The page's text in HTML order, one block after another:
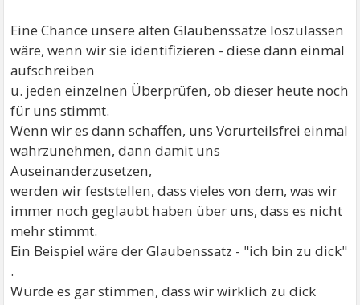
Eine Chance unsere alten Glaubenssätze loszulassen
wäre, wenn wir sie identifizieren - diese dann einmal
aufschreiben
u. jeden einzelnen Überprüfen, ob dieser heute noch
für uns stimmt.
Wenn wir es dann schaffen, uns Vorurteilsfrei einmal
wahrzunehmen, dann damit uns
Auseinanderzusetzen,
werden wir feststellen, dass vieles von dem, was wir
immer noch geglaubt haben über uns, dass es nicht
mehr stimmt.
Ein Beispiel wäre der Glaubenssatz - "ich bin zu dick"
.
Würde es gar stimmen, dass wir wirklich zu dick